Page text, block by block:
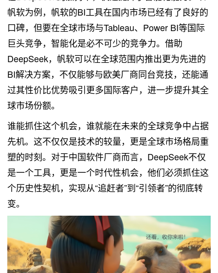
帆软为例，帆软的BI工具在国内市场已经有了良好的
口碑，但要在全球市场与Tableau、Power BI等国际
巨头竞争，智能化是必不可少的竞争力。借助
DeepSeek，帆软可以在全球范围内推出更为先进的
BI解决方案，不仅能够与欧美厂商同台竞技，还能通
过其性价比优势吸引更多国际客户，进一步提升其全
球市场份额。
谁能抓住这个机会，谁就能在未来的全球竞争中占据
先机。这不仅仅是技术的较量，更是全球市场格局重
塑的时刻。对于中国软件厂商而言，DeepSeek不仅
是一个工具，更是一个时代性机会，他们必须抓住这
个历史性契机，实现从“追赶者”到“引领者”的彻底转
变。